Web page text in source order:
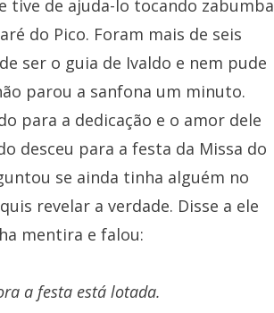
tive de ajuda-lo tocando zabumba
do Pico. Foram mais de seis
ser o guia de Ivaldo e nem pude
parou a sanfona um minuto.
para a dedicação e o amor dele
desceu para a festa da Missa do
se ainda tinha alguém no
revelar a verdade. Disse a ele
mentira e falou:
a festa está lotada.